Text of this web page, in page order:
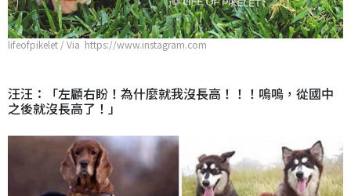
lifeofpikelet / Via https://www.instagram.com
汪汪：「左顧右盼！為什麼就我沒長高！！！嗚嗚，從國中
之後就沒長高了！」